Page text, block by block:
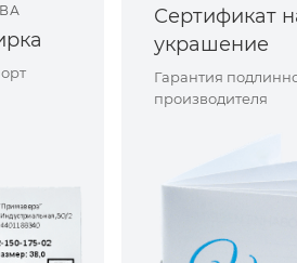
Сертификат
украшение
Гарантия
производителя